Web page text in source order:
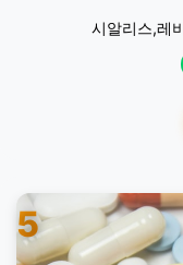
시알리스,레
5